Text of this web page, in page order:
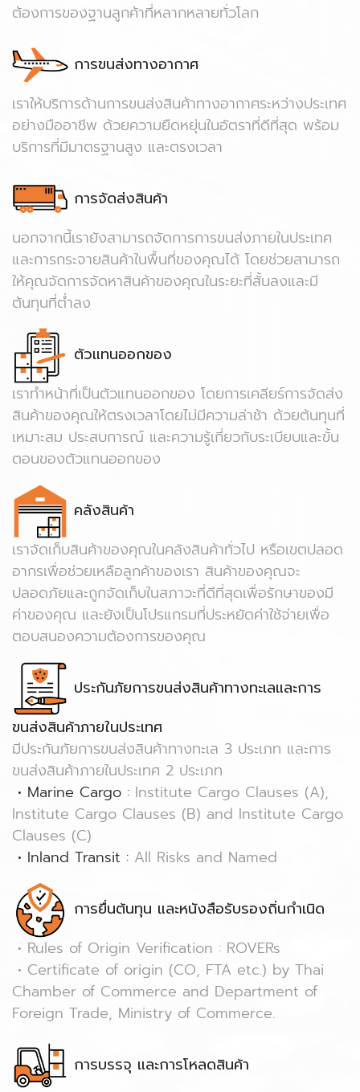
ต้องการของฐานลูกค้าที่หลากหลายทั่วโลก
การขนส่งทางอากาศ
เราให้บริการด้านการขนส่งสินค้าทางอากาศระหว่างประเทศ
อย่างมืออาชีพ ด้วยความยืดหยุ่นในอัตราที่ดีที่สุด พร้อม
บริการที่มีมาตรฐานสูง และตรงเวลา
การจัดส่งสินค้า
นอกจากนี้เรายังสามารถจัดการการขนส่งภายในประเทศ
และการกระจายสินค้าในพื้นที่ของคุณได้ โดยช่วยสามารถ
ให้คุณจัดการจัดหาสินค้าของคุณในระยะที่สั้นลงและมี
ต้นทุนที่ต่ำลง
ตัวแทนออกของ
เราทำหน้าที่เป็นตัวแทนออกของ โดยการเคลียร์การจัดส่ง
สินค้าของคุณให้ตรงเวลาโดยไม่มีความล่าช้า ด้วยต้นทุนที่
เหมาะสม ประสบการณ์ และความรู้เกี่ยวกับระเบียบและขั้น
ตอนของตัวแทนออกของ
คลังสินค้า
เราจัดเก็บสินค้าของคุณในคลังสินค้าทั่วไป หรือเขตปลอด
อากรเพื่อช่วยเหลือลูกค้าของเรา สินค้าของคุณจะ
ปลอดภัยและถูกจัดเก็บในสภาวะที่ดีที่สุดเพื่อรักษาของมี
ค่าของคุณ และยังเป็นโปรแกรมที่ประหยัดค่าใช้จ่ายเพื่อ
ตอบสนองความต้องการของคุณ
ประกันภัยการขนส่งสินค้าทางทะเลและการ
ขนส่งสินค้าภายในประเทศ
มีประกันภัยการขนส่งสินค้าทางทะเล 3 ประเภท และการ
ขนส่งสินค้าภายในประเทศ 2 ประเภท
• Marine Cargo : Institute Cargo Clauses (A),
Institute Cargo Clauses (B) and Institute Cargo
Clauses (C)
• Inland Transit : All Risks and Named
การยื่นต้นทุน และหนังสือรับรองถิ่นกำเนิด
• Rules of Origin Verification : ROVERs
• Certificate of origin (CO, FTA etc.) by Thai
Chamber of Commerce and Department of
Foreign Trade, Ministry of Commerce.
การบรรจุ และการโหลดสินค้า